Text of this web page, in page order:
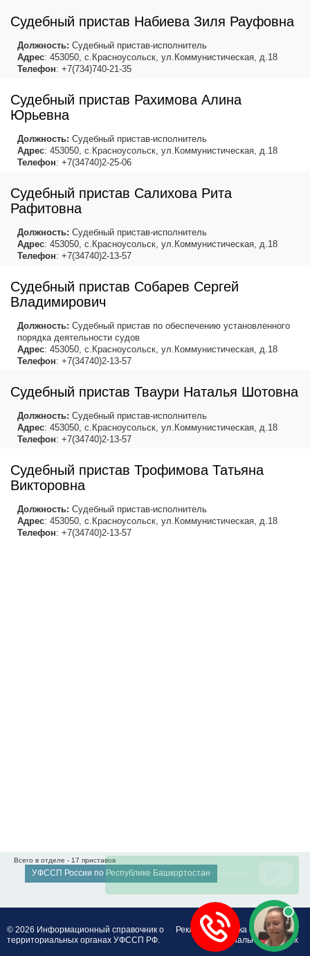
Судебный пристав Набиева Зиля Рауфовна
Должность: Судебный пристав-исполнитель
Адрес: 453050, с.Красноусольск, ул.Коммунистическая, д.18
Телефон: +7(734)740-21-35
Судебный пристав Рахимова Алина
Юрьевна
Должность: Судебный пристав-исполнитель
Адрес: 453050, с.Красноусольск, ул.Коммунистическая, д.18
Телефон: +7(34740)2-25-06
Судебный пристав Салихова Рита
Рафитовна
Должность: Судебный пристав-исполнитель
Адрес: 453050, с.Красноусольск, ул.Коммунистическая, д.18
Телефон: +7(34740)2-13-57
Судебный пристав Собарев Сергей
Владимирович
Должность: Судебный пристав по обеспечению установленного
порядка деятельности судов
Адрес: 453050, с.Красноусольск, ул.Коммунистическая, д.18
Телефон: +7(34740)2-13-57
Судебный пристав Тваури Наталья Шотовна
Должность: Судебный пристав-исполнитель
Адрес: 453050, с.Красноусольск, ул.Коммунистическая, д.18
Телефон: +7(34740)2-13-57
Судебный пристав Трофимова Татьяна
Викторовна
Должность: Судебный пристав-исполнитель
Адрес: 453050, с.Красноусольск, ул.Коммунистическая, д.18
Телефон: +7(34740)2-13-57
Всего в отделе - 17 приставов
УФССП России по Республике Башкортостан
© 2026 Информационный справочник о
территориальных органах УФССП РФ.
РекламаПолитика обработки
персональных данных